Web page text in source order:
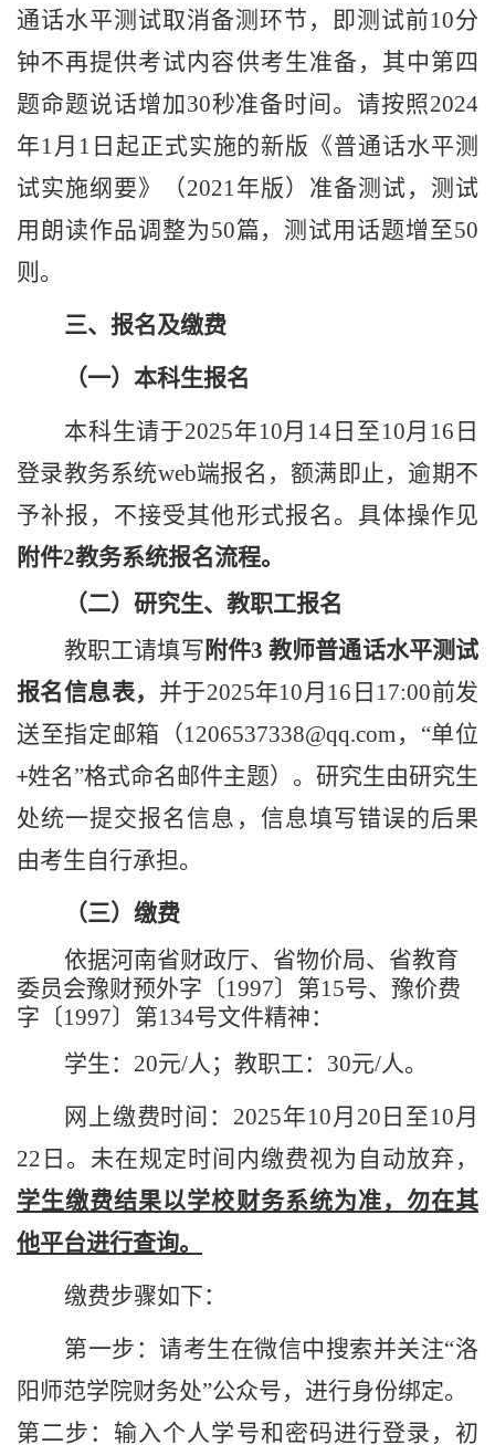
通话水平测试取消备测环节，即测试前10分
钟不再提供考试内容供考生准备，其中第四
题命题说话增加30秒准备时间。请按照2024
年1月 1 日起正式实施的新版《普通话水平测
试实施纲要》（2021年版）准备测试，测试
用朗读作品调整为50篇， 测试用 话题增至50
则。
三、报名及缴费
（一）本科生报名
本科生请于2025年10月 14 日至10月 16 日
登录教务系统web端报名，额满即止，逾期不
予补报，不接受其他形式报名。具体操作见
附件2教务系统报名流程。
（二）研究生、教职工报名
教职工请填写 附件3教师普通话水平测试
报名信息表， 并于2025年10月 16 日 17:00前发
送至指定邮箱（1206537338@qq.com， “单位
+姓名”格式命名邮件主题）。研究生由研究生
处统一提交报名信息，信息填写错误的后果
由考生自行承担。
（三）缴费
依据河南省财政厅、省物价局、省教育
委员会豫财预外字 〔1997〕 第15号、豫价费
字〔1997〕 第134号文件精神：
学生： 20元/人；教职工： 30元/人。
网上缴费时间： 2025年10月 20 日至10月
22 日。未在规定时间内缴费视为自动放弃，
学生缴费结果以学校财务系统为准，勿在其
他平台进行查询。
缴费步骤如下：
第一步：请考生在微信中搜索并关注“洛
阳师范学院财务处”公众号，进行身份绑定。
第二步：输入个人学号和密码进行登录，初